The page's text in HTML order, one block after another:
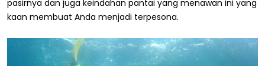
pasirnya dan juga keindahan pantai yang menawan ini yang
kaan membuat Anda menjadi terpesona.